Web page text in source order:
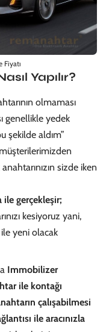
Fiyatı
Yapılır?
olmaması
genellikle yedek
şekilde aldım”
sizde iken
ile gerçekleşir;
kesiyoruz yani,
ile yeni olacak
Immobilizer
ile kontağı
çalışabilmesi
ile aracınızla